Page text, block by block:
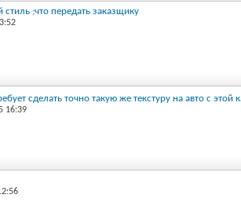
;что передать заказщику
сделать точно такую же текстуру на авто с этой
16:39